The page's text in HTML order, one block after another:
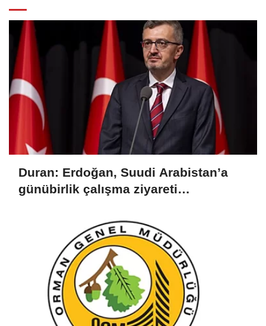
Duran: Erdoğan, Suudi Arabistan’a
günübirlik çalışma ziyareti